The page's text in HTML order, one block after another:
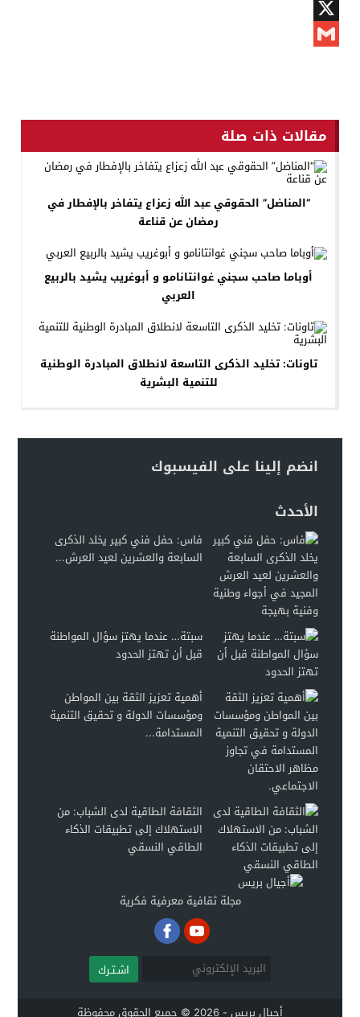
Twitter
X
مقالات ذات صلة
“المناضل” الحقوقي عبد الله زعزاع يتفاخر بالإفطار في
رمضان عن قناعة
أوباما صاحب سجني غوانتانامو و أبوغريب يشيد بالربيع
العربي
تاونات: تخليد الذكرى التاسعة لانطلاق المبادرة الوطنية
للتنمية البشرية
انضم إلينا على الفيسبوك
الأحدث
فاس: حفل فني كبير يخلد الذكرى
السابعة والعشرين لعيد العرش...
سبتة… عندما يهتز سؤال المواطنة
قبل أن تهتز الحدود
أهمية تعزيز الثقة بين المواطن
ومؤسسات الدولة و تحقيق التنمية
المستدامة...
الثقافة الطاقية لدى الشباب: من
الاستهلاك إلى تطبيقات الذكاء
الطاقي النسقي
مجلة ثقافية معرفية فكرية
اشـتـرك
أجيال بريس - 2026 © جميع الحقوق محفوظة